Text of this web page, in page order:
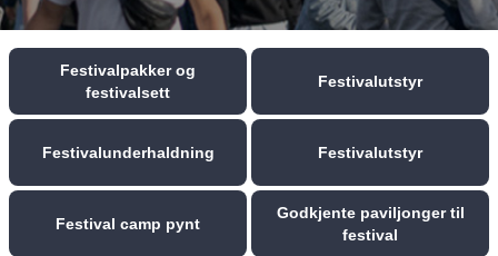
Festivalpakker og
festivalsett
Festivalutstyr
Festivalunderhaldning Festivalutstyr
Festival camp pynt
Godkjente paviljonger til
festival